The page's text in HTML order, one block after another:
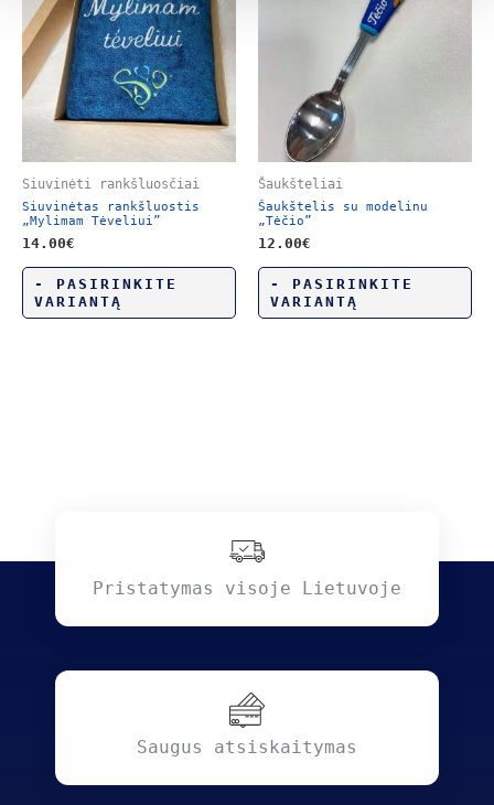
Siuvinėti rankšluosčiai
Siuvinėtas rankšluostis
„Mylimam Tėveliui”
14.00€
- PASIRINKITE
VARIANTĄ
Šaukšteliai
Šaukštelis su modelinu
„Tėčio”
12.00€
- PASIRINKITE
VARIANTĄ
Pristatymas visoje Lietuvoje
Saugus atsiskaitymas